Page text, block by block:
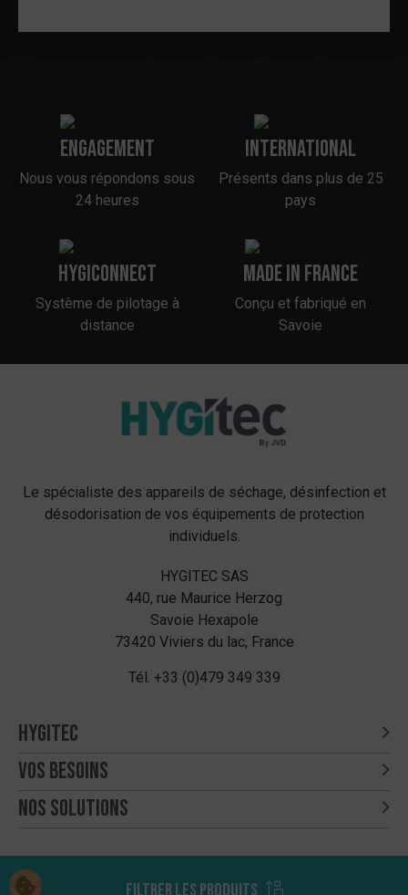
Filtrer les produits
Engagement
Nous vous répondons sous
24 heures
International
Présents dans plus de 25
pays
HYGIconnect
Système de pilotage à
distance
Made in France
Conçu et fabriqué en
Savoie
Le spécialiste des appareils de séchage, désinfection et
désodorisation de vos équipements de protection
individuels.
HYGITEC SAS
440, rue Maurice Herzog
Savoie Hexapole
73420 Viviers du lac, France
Tél. +33 (0)479 349 339
Hygitec
Vos besoins
Nos solutions
2026 - Hygitec - tous droits réservés - Mentions légales